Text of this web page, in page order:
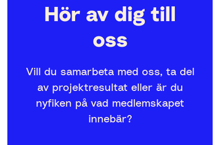
Hör av dig till
oss
Vill du samarbeta med oss, ta del
av projektresultat eller är du
nyfiken på vad medlemskapet
innebär?